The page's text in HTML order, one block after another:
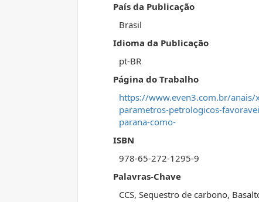
País da Publicação
Brasil
Idioma da Publicação
pt-BR
Página do Trabalho
https://www.even3.com.br/
parametros-petrologicos-
parana-como-
ISBN
978-65-272-1295-9
Palavras-Chave
CCS, Sequestro de carbono,